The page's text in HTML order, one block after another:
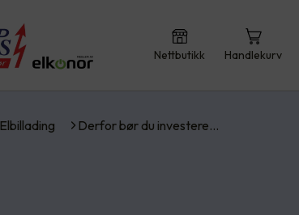
Nettbutikk Handlekurv
Elbillading Derfor bør du investere…